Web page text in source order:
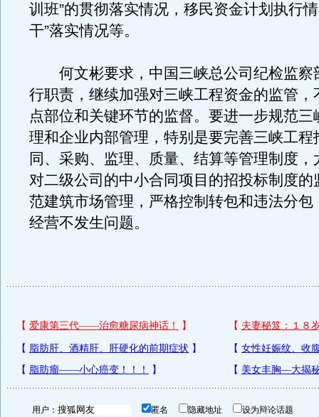
训班”的贯彻落实情况，移民资金计划执行
干”落实情况等。
何文彬要求，中国三峡总公司纪检监察
行职责，继续加强对三峡工程资金的监管，
点部位和关键环节的监督。要进一步规范三
理和企业内部管理，特别是要完善三峡工程
同、采购、监理、质量、结算等管理制度，
对二级公司的中小合同项目的招投标制度的
范建筑市场管理，严格控制转包和违法分包
经营不发生问题。
用户： 匿名 隐藏地址 设为辩论话题